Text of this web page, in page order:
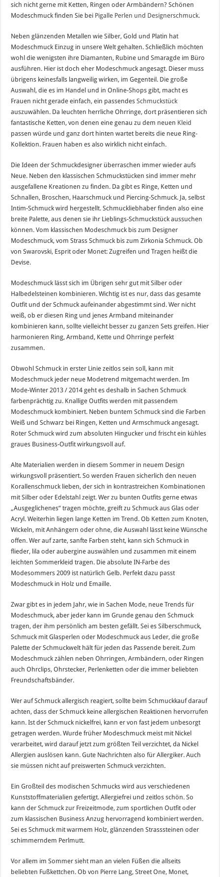
sich nicht gerne mit Ketten, Ringen oder Armbändern? Schönen
Modeschmuck finden Sie bei Pigalle Perlen und Designerschmuck.
Neben glänzenden Metallen wie Silber, Gold und Platin hat
Modeschmuck Einzug in unsere Welt gehalten. Schließlich möchten
wohl die wenigsten ihre Diamanten, Rubine und Smaragde im Büro
ausführen. Hier ist doch eher Modeschmuck angesagt. Dieser muss
übrigens keinesfalls langweilig wirken, im Gegenteil. Die große
Auswahl, die es im Handel und in Online-Shops gibt, macht es
Frauen nicht gerade einfach, ein passendesSchmuckstück
auszuwählen. Da leuchten herrliche Ohrringe, dort präsentieren sich
fantastische Ketten, von denen eine genau zu dem neuen Kleid
passen würde und ganz dort hinten wartet bereits die neue Ring-
Kollektion. Frauen haben es also wirklich nicht einfach.
Die Ideen der Schmuckdesigner überraschen immer wieder aufs
Neue. Neben den klassischen Schmuckstücken sind immer mehr
ausgefallene Kreationen zu finden. Da gibt es Ringe, Ketten und
Schnallen, Broschen, Haarschmuck und Piercing-Schmuck. Ja, selbst
Intim-Schmuck wird hergestellt. Schmuckliebhaber finden also eine
breite Palette, aus denen sie ihr Lieblings-Schmuckstück aussuchen
können. Vom klassischen Modeschmuck bis zum Designer
Modeschmuck, vom Strass Schmuck bis zum Zirkonia Schmuck. Ob
von Swarovski, Esprit oder Monet: Zugreifen und Tragen heißt die
Devise.
Modeschmuck lässt sich im Übrigen sehr gut mit Silber oder
Halbedelsteinen kombinieren. Wichtig ist es nur, dass das gesamte
Outfit und der Schmuck aufeinander abgestimmt sind. Wer nicht
weiß, ob er diesen Ring und jenes Armband miteinander
kombinieren kann, sollte vielleicht besser zu ganzen Sets greifen. Hier
harmonieren Ring, Armband, Kette und Ohrringe perfekt
zusammen.
Obwohl Schmuck in erster Linie zeitlos sein soll, kann mit
Modeschmuck jeder neue Modetrend mitgemacht werden. Im
Mode-Winter 2013 / 2014 geht es deshalb in Sachen Schmuck
farbenprächtig zu. Knallige Outfits werden mit passendem
Modeschmuck kombiniert. Neben buntem Schmuck sind die Farben
Weiß und Schwarz bei Ringen, Ketten und Armschmuck angesagt.
Roter Schmuck wird zum absoluten Hingucker und frischt ein kühles
graues Business-Outfit wirkungsvoll auf.
Alte Materialien werden in diesem Sommer in neuem Design
wirkungsvoll präsentiert. So werden Frauen sicherlich den neuen
Korallenschmuck lieben, der sich in kontrastreichen Kombinationen
mit Silber oder Edelstahl zeigt. Wer zu bunten Outfits gerne etwas
„Ausgeglichenes“ tragen möchte, greift zu Schmuck aus Glas oder
Acryl. Weiterhin liegen lange Ketten im Trend. Ob Ketten zum Knoten,
Wickeln, mit Anhängern oder ohne, die Auswahl lässt keine Wünsche
offen. Wer auf zarte, sanfte Farben steht, kann sich Schmuck in
flieder, lila oder aubergine auswählen und zusammen mit einem
leichten Sommerkleid tragen. Die absolute IN-Farbe des
Modesommers 2009 ist natürlich Gelb. Perfekt dazu passt
Modeschmuck in Holz und Emaille.
Zwar gibt es in jedem Jahr, wie in Sachen Mode, neue Trends für
Modeschmuck, aber jeder kann im Grunde genau den Schmuck
tragen, der ihm persönlich am besten gefällt. Sei es Silberschmuck,
Schmuck mit Glasperlen oder Modeschmuck aus Leder, die große
Palette der Schmuckwelt hält für jeden das Passende bereit. Zum
Modeschmuck zählen neben Ohrringen, Armbändern, oder Ringen
auch Ohrclips, Ohrstecker, Perlenketten oder die immer beliebten
Freundschaftsbänder.
Wer auf Schmuck allergisch reagiert, sollte beim Schmuckkauf darauf
achten, dass der Schmuck keine allergischen Reaktionen hervorrufen
kann. Ist der Schmuck nickelfrei, kann er von fast jedem unbesorgt
getragen werden. Wurde früher Modeschmuck meist mit Nickel
verarbeitet, wird darauf jetzt zum größten Teil verzichtet, da Nickel
Allergien auslösen kann. Gute Nachrichten also für Allergiker. Auch
sie müssen nicht auf preiswerten Schmuck verzichten.
Ein Großteil des modischen Schmucks wird aus verschiedenen
Kunststoffmaterialien gefertigt. Allergiefrei und zeitlos schön. So
kann der Schmuck zur Freizeitmode, zum sportlichen Outfit oder
zum klassischen Business Anzug hervorragend kombiniert werden.
Sei es Schmuck mit warmem Holz, glänzenden Strasssteinen oder
schimmerndem Perlmutt.
Vor allem im Sommer sieht man an vielen Füßen die allseits
beliebten Fußkettchen. Ob von Pierre Lang, Street One, Monet,